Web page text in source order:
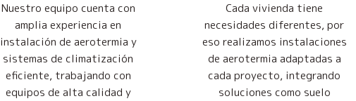
Nuestro equipo cuenta con
amplia experiencia en
instalación de aerotermia y
sistemas de climatización
eficiente, trabajando con
equipos de alta calidad y
Cada vivienda tiene
necesidades diferentes, por
eso realizamos instalaciones
de aerotermia adaptadas a
cada proyecto, integrando
soluciones como suelo